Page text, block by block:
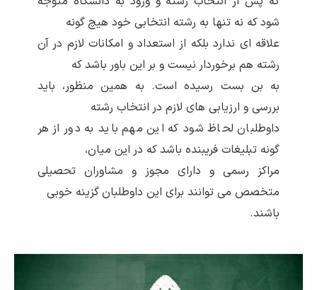
شود که نه تنها به رشته انتخابی خود هیچ گونه
علاقه ای ندارد بلکه از استعداد و امکانات لازم در آن
رشته هم برخوردار نیست و بر این باور باشد که
به بن بست رسیده است. به همین منظور، باید
بررسی و ارزیابی های لازم در انتخاب رشته
داوطلبان لحاظ شود که این مهم باید به دور از هر
گونه تبلیغات فریبنده باشد که در این میان،
مراکز رسمی و دارای مجوز و مشاوران تحصیلی
متخصص می توانند برای این داوطلبان گزینه خوبی
باشند.